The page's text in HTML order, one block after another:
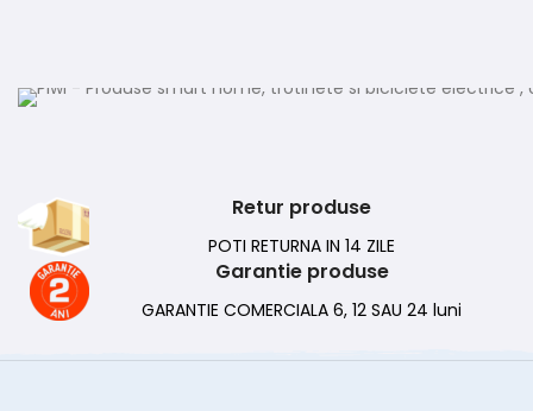
Retur produse
POTI RETURNA IN 14 ZILE
Garantie produse
GARANTIE COMERCIALA 6, 12 SAU 24 luni